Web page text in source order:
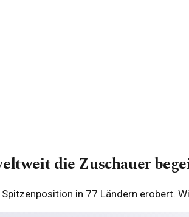
die Zuschauer
in 77 Ländern erobert.